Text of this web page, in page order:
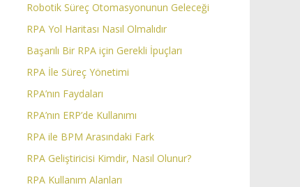
Robotik Süreç Otomasyonunun Geleceği
RPA Yol Haritası Nasıl Olmalıdır
Başarılı Bir RPA için Gerekli İpuçları
RPA İle Süreç Yönetimi
RPA’nın Faydaları
RPA’nın ERP’de Kullanımı
RPA ile BPM Arasındaki Fark
RPA Geliştiricisi Kimdir, Nasıl Olunur?
RPA Kullanım Alanları